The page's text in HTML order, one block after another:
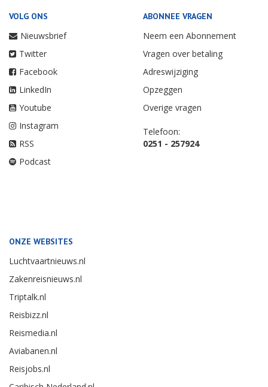
VOLG ONS
Nieuwsbrief
Twitter
Facebook
LinkedIn
Youtube
Instagram
RSS
Podcast
ABONNEE VRAGEN
Neem een Abonnement
Vragen over betaling
Adreswijziging
Opzeggen
Overige vragen
Telefoon:
0251 - 257924
ONZE WEBSITES
Luchtvaartnieuws.nl
Zakenreisnieuws.nl
Triptalk.nl
Reisbizz.nl
Reismedia.nl
Aviabanen.nl
Reisjobs.nl